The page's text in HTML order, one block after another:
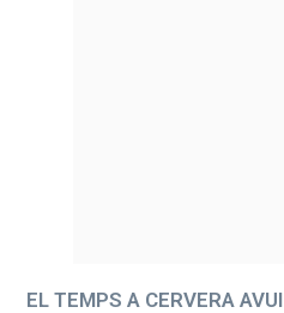
EL TEMPS A CERVERA AVUI